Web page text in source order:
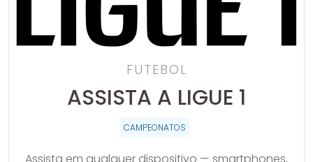
FUTEBOL
ASSISTA A LIGUE 1
CAMPEONATOS
Assista em qualquer dispositivo — smartphones,